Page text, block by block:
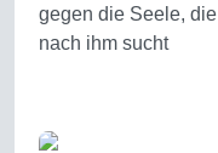
gegen die Seele, die
nach ihm sucht